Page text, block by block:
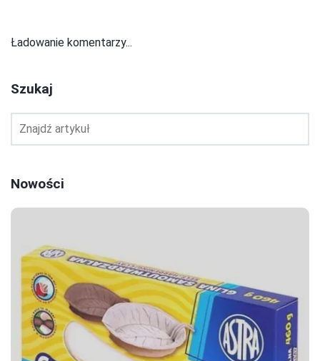
Ładowanie komentarzy...
Szukaj
Nowości